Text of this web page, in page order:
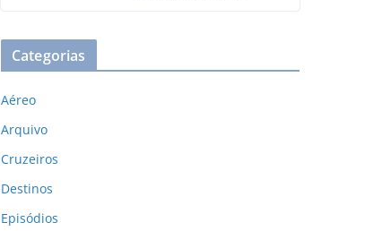
Categorias
Aéreo
Arquivo
Cruzeiros
Destinos
Episódios